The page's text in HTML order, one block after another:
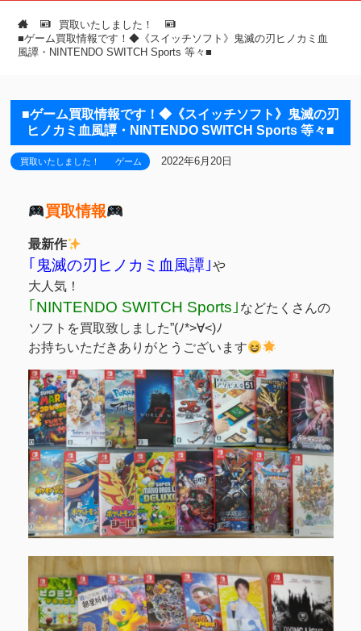
買取いたしました！
■ゲーム買取情報です！◆《スイッチソフト》鬼滅の刃ヒノカミ血
風譚・NINTENDO SWITCH Sports 等々■
■ゲーム買取情報です！◆《スイッチソフト》鬼滅の刃
ヒノカミ血風譚・NINTENDO SWITCH Sports 等々■
買取いたしました！ ゲーム 2022年6月20日
買取情報
最新作
｢鬼滅の刃ヒノカミ血風譚｣や
大人気！
｢NINTENDO SWITCH Sports｣ などたくさんの
ソフトを買取致しました”(ﾉ*>∀<)ﾉ
お持ちいただきありがとうございます